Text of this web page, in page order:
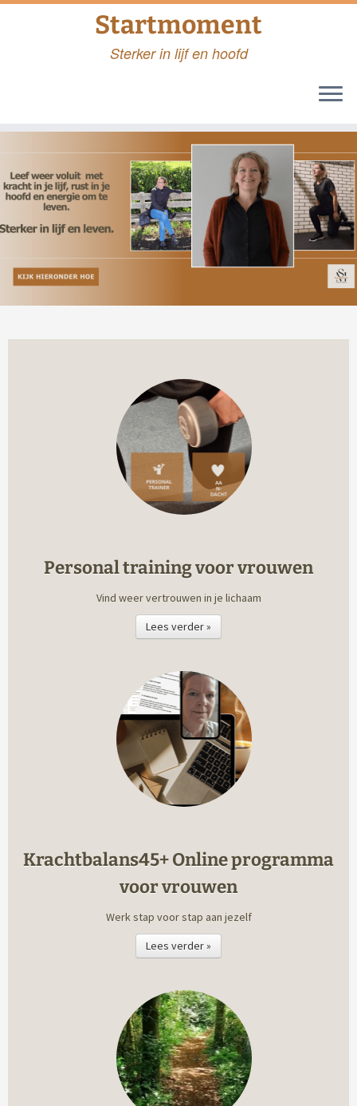
Startmoment
Sterker in lijf en hoofd
Personal training voor vrouwen
Vind weer vertrouwen in je lichaam
Lees verder »
Krachtbalans45+ Online programma
voor vrouwen
Werk stap voor stap aan jezelf
Lees verder »